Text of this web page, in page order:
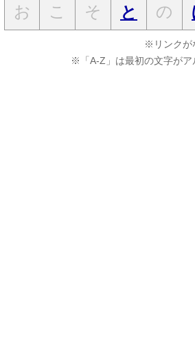
お
こ そ と の
※リンクが
※「A-Z」は最初の文字が